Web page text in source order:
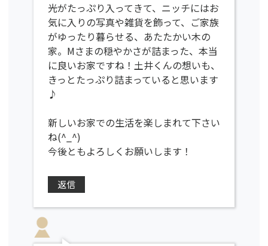
光がたっぷり入ってきて、ニッチにはお
気に入りの写真や雑貨を飾って、ご家族
がゆったり暮らせる、あたたかい木の
家。Mさまの穏やかさが詰まった、本当
に良いお家ですね！土井くんの想いも、
きっとたっぷり詰まっていると思います
♪
新しいお家での生活を楽しまれて下さい
ね(^_^)
今後ともよろしくお願いします！
返信